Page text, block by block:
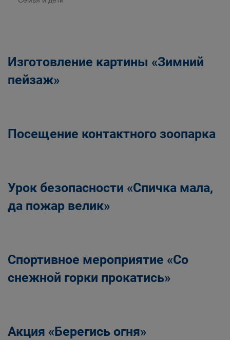
Изготовление картины «Зимний
пейзаж»
Посещение контактного зоопарка
Урок безопасности «Спичка мала,
да пожар велик»
Спортивное мероприятие «Со
снежной горки прокатись»
Акция «Берегись огня»